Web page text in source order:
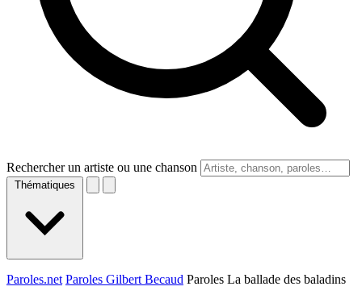
Rechercher un artiste ou une chanson
Thématiques
Paroles.net Paroles Gilbert Becaud Paroles La ballade des baladins